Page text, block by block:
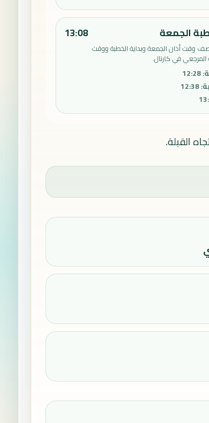
الجمعة
وقت أذان الجمعة وبداية الخطبة ووقت
في كارنال.
:
12:28
:
12:38
13:08
القبلة.